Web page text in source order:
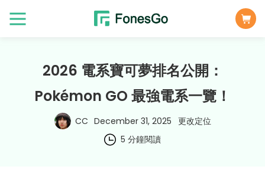
2026 電系寶可夢排名公開：
Pokémon GO 最強電系一覽！
CC December 31, 2025 更改定位
5 分鐘閱讀